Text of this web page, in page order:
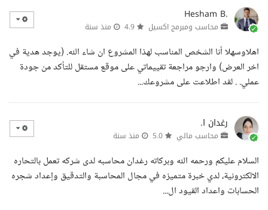
Hesham B.
محاسب ومبرمج اكسيل منذ سنة
اهلاوسهلا أنا الشخص المناسب لهذا المشروع ان شاء الله. (يوجد هدية في
اخر العرض) وارجو مراجعة تقييماتي على موقع مستقل للتأكد من جودة
عملي. . لقد اطلاعت على مشروعك...
رغدان ا.
محاسب مالي منذ سنة
السلام عليكم ورحمه الله وبركاته رغدان محاسبه لدى شركه تعمل بالتحاره
الالكترونية، لدي خبرة متميزه في مجال المحاسبة والتدقيق وإعداد شجره
الحسابات واعداد القيود ال...